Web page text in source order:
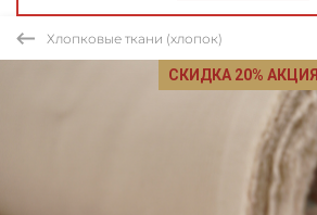
Хлопковые ткани (хлопок)
СКИДКА 20% АКЦИЯ